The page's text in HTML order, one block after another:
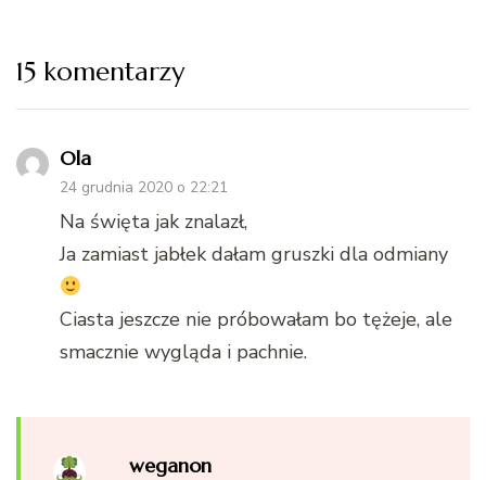
15 komentarzy
Ola
24 grudnia 2020 o 22:21
Na święta jak znalazł,
Ja zamiast jabłek dałam gruszki dla odmiany
Ciasta jeszcze nie próbowałam bo tężeje, ale
smacznie wygląda i pachnie.
weganon